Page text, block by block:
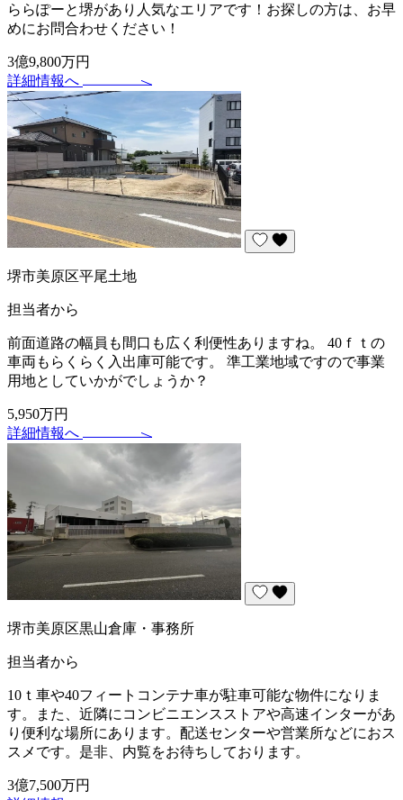
ららぽーと堺があり人気なエリアです！お探しの方は、お早
めにお問合わせください！
3億9,800万円
詳細情報へ
堺市美原区平尾土地
担当者から
前面道路の幅員も間口も広く利便性ありますね。 40ｆｔの
車両もらくらく入出庫可能です。 準工業地域ですので事業
用地としていかがでしょうか？
5,950万円
詳細情報へ
堺市美原区黒山倉庫・事務所
担当者から
10ｔ車や40フィートコンテナ車が駐車可能な物件になりま
す。また、近隣にコンビニエンスストアや高速インターがあ
り便利な場所にあります。配送センターや営業所などにおス
スメです。是非、内覧をお待ちしております。
3億7,500万円